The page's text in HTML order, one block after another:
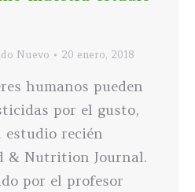
Nuevo 20 enero, 2018
humanos pueden
por el gusto,
estudio recién
& Nutrition Journal.
por el profesor